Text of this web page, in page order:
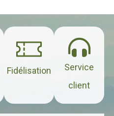
Fidélisation
Service
client